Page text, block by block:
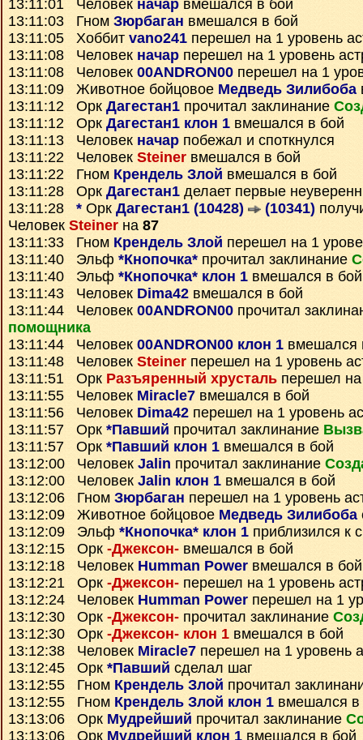
13:11:01 Человек начар вмешался в бой
13:11:03 Гном Зюрбаган вмешался в бой
13:11:05 Хоббит vano241 перешел на 1 уровень
13:11:08 Человек начар перешел на 1 уровень
13:11:08 Человек 00ANDRON00 перешел на 1
13:11:09 Животное бойцовое Медведь Зилибоба
13:11:12 Орк Дагестан1 прочитал заклинание
13:11:12 Орк Дагестан1 клон 1 вмешался в бой
13:11:13 Человек начар побежал и споткнулся
13:11:22 Человек Steiner вмешался в бой
13:11:22 Гном Крендель Злой вмешался в бой
13:11:28 Орк Дагестан1 делает первые
13:11:28 * Орк Дагестан1 (10428) (10341)
Человек Steiner на 87
13:11:33 Гном Крендель Злой перешел на 1
13:11:40 Эльф *Кнопочка* прочитал заклинание
13:11:40 Эльф *Кнопочка* клон 1 вмешался в бой
13:11:43 Человек Dima42 вмешался в бой
13:11:44 Человек 00ANDRON00 прочитал
помощника
13:11:44 Человек 00ANDRON00 клон 1 вмешался
13:11:48 Человек Steiner перешел на 1 уровень
13:11:51 Орк Разъяренный хрусталь перешел
13:11:55 Человек Miracle7 вмешался в бой
13:11:56 Человек Dima42 перешел на 1 уровень
13:11:57 Орк *Павший прочитал заклинание
13:11:57 Орк *Павший клон 1 вмешался в бой
13:12:00 Человек Jalin прочитал заклинание
13:12:00 Человек Jalin клон 1 вмешался в бой
13:12:06 Гном Зюрбаган перешел на 1 уровень
13:12:09 Животное бойцовое Медведь Зилибоба
13:12:09 Эльф *Кнопочка* клон 1 приблизился к
13:12:15 Орк -Джексон- вмешался в бой
13:12:18 Человек Humman Power вмешался в бой
13:12:21 Орк -Джексон- перешел на 1 уровень
13:12:24 Человек Humman Power перешел на 1
13:12:30 Орк -Джексон- прочитал заклинание
13:12:30 Орк -Джексон- клон 1 вмешался в бой
13:12:38 Человек Miracle7 перешел на 1 уровень
13:12:45 Орк *Павший сделал шаг
13:12:55 Гном Крендель Злой прочитал
13:12:55 Гном Крендель Злой клон 1 вмешался в
13:13:06 Орк Мудрейший прочитал заклинание
13:13:06 Орк Мудрейший клон 1 вмешался в бой